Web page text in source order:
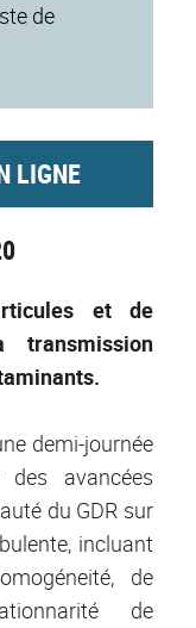
de
LIGNE
et de
demi-journée
avancées
du GDR sur
incluant
de
de